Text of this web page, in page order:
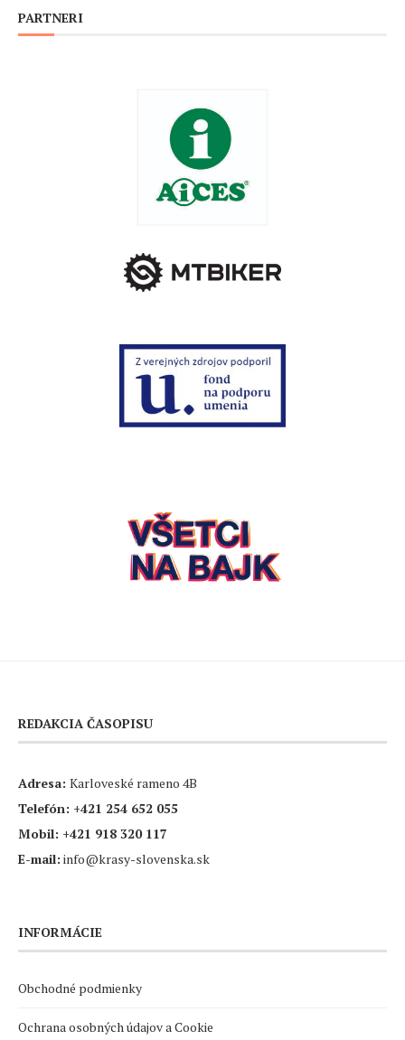
PARTNERI
REDAKCIA ČASOPISU
Adresa: Karloveské rameno 4B
Telefón: +421 254 652 055
Mobil: +421 918 320 117
E-mail: info@krasy-slovenska.sk
INFORMÁCIE
Obchodné podmienky
Ochrana osobných údajov a Cookie